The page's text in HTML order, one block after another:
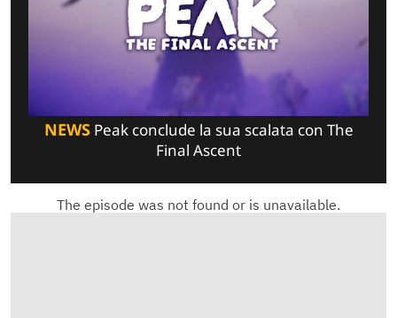
NEWSPeak conclude la sua scalata con The
Final Ascent